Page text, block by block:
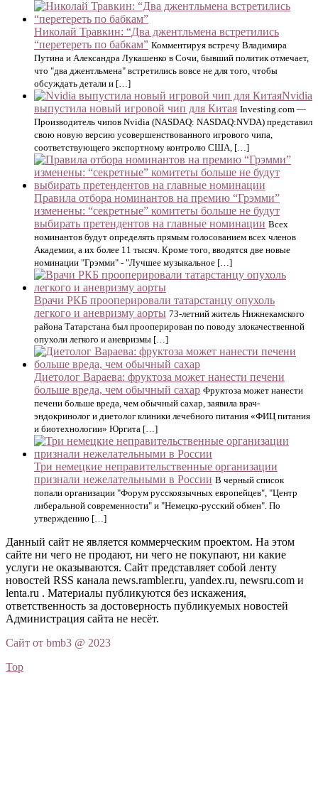
Николай Травкин: “Два джентльмена встретились
“перетереть по бабкам” Комментируя встречу Владимира
Путина и Александра Лукашенко в Сочи, бывший политик отмечает,
что "два джентльмена" встретились вовсе не для того, чтобы
обсуждать детали и […]
Nvidia
выпустила новый игровой чип для Китая Investing.com —
Производитель чипов Nvidia (NASDAQ: NASDAQ:NVDA) представил
свою новую версию усовершенствованного игрового чипа,
соответствующего экспортному контролю США, […]
Правила отбора номинантов на премию “Грэмми”
изменены: “секретные” комитеты больше не будут
выбирать претендентов на главные номинации Всех
номинантов будут определять прямым голосованием всех членов
Академии, а их более 11 тысяч. Кроме того, вводятся две новые
номинации "Грэмми" - "Лучшее музыкальное […]
Врачи РКБ прооперировали татарстанцу опухоль
легкого и аневризму аорты 73-летний житель Нижнекамского
района Татарстана был прооперирован по поводу злокачественной
опухоли легкого и аневризмы […]
Диетолог Вараева: фруктоза может нанести печени
больше вреда, чем обычный сахар Фруктоза может нанести
печени больше вреда, чем обычный сахар, заявила врач-
эндокринолог и диетолог клиники лечебного питания «ФИЦ питания
и биотехнологии» Юргита […]
Три немецкие неправительственные организации
признали нежелательными в России В черный список
попали организации "Форум русскоязычных европейцев", "Центр
либеральной современности" и "Немецко-русский обмен". По
утверждению […]
Данный сайт не является коммерческим проектом. На этом
сайте ни чего не продают, ни чего не покупают, ни какие
услуги не оказываются. Сайт представляет собой ленту
новостей RSS канала news.rambler.ru, yandex.ru, newsru.com и
lenta.ru . Материалы публикуются без искажения,
ответственность за достоверность публикуемых новостей
Администрация сайта не несёт.
Сайт от bmb3 @ 2023
Top